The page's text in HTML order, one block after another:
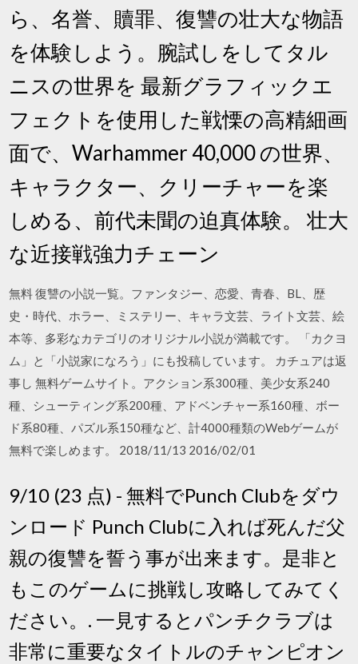
ら、名誉、贖罪、復讐の壮大な物語
を体験しよう。腕試しをしてタル
ニスの世界を 最新グラフィックエ
フェクトを使用した戦慄の高精細画
面で、Warhammer 40,000 の世界、
キャラクター、クリーチャーを楽
しめる、前代未聞の迫真体験。 壮大
な近接戦強力チェーン
無料 復讐の小説一覧。ファンタジー、恋愛、青春、BL、歴
史・時代、ホラー、ミステリー、キャラ文芸、ライト文芸、絵
本等、多彩なカテゴリのオリジナル小説が満載です。 「カクヨ
ム」と「小説家になろう」にも投稿しています。 カチュアは返
事し 無料ゲームサイト。アクション系300種、美少女系240
種、シューティング系200種、アドベンチャー系160種、ボー
ド系80種、パズル系150種など、計4000種類のWebゲームが
無料で楽しめます。 2018/11/13 2016/02/01
9/10 (23 点) - 無料でPunch Clubをダウ
ンロード Punch Clubに入れば死んだ父
親の復讐を誓う事が出来ます。是非と
もこのゲームに挑戦し攻略してみてく
ださい。. 一見するとパンチクラブは
非常に重要なタイトルのチャンピオン